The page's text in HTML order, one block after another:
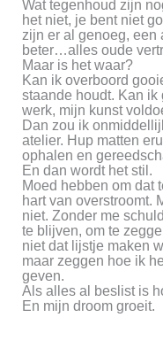
Wat tegenhoud zijn
het niet, je bent niet
zijn er al genoeg, een
beter…alles oude
Maar is het waar?
Kan ik overboord
staande houdt. Kan ik
werk, mijn kunst
Dan zou ik
atelier. Hup matten
ophalen en
En dan wordt het stil.
Moed hebben om dat
hart van overstroomt.
niet. Zonder me
te blijven, om te
niet dat lijstje maken
maar zeggen hoe ik
geven.
Als alles al beslist is
En mijn droom groeit.